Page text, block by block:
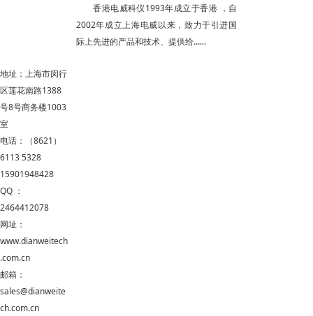
香港电威科仪1993年成立于香港 ，自
2002年成立上海电威以来，致力于引进国
际上先进的产品和技术、提供给......
地址：上海市闵行
区莲花南路1388
号8号商务楼1003
室
电话：（8621）
6113 5328
15901948428
QQ ：
2464412078
网址：
www.dianweitech
.com.cn
邮箱：
sales@dianweite
ch.com.cn